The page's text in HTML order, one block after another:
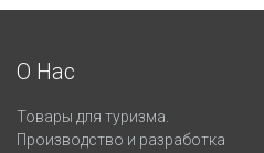
О Нас
Товары для туризма.
Производство и разработка